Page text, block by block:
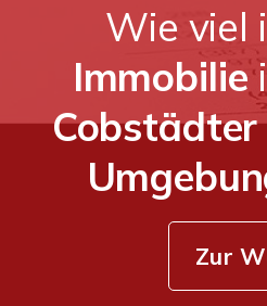
Wie viel
Immobilie
Zur